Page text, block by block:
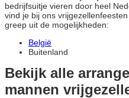
bedrijfsuitje vieren door heel
vind je bij ons
greep uit de mogelijkheden:
België
Buitenland
Bekijk alle
mannen